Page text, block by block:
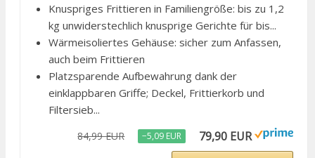
Knuspriges Frittieren in Familiengröße: bis zu 1,2
kg unwiderstechlich knusprige Gerichte für bis...
Wärmeisoliertes Gehäuse: sicher zum Anfassen,
auch beim Frittieren
Platzsparende Aufbewahrung dank der
einklappbaren Griffe; Deckel, Frittierkorb und
Filtersieb...
84,99 EUR −5,09 EUR 79,90 EUR